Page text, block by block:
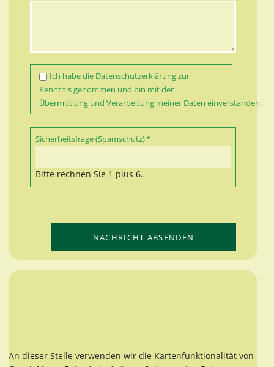
Ich habe die Datenschutzerklärungzur
Kenntnis genommen und bin mit der
Übermittlung und Verarbeitung meiner Daten einverstanden.
Pflichtfeld
Sicherheitsfrage (Spamschutz)*
Bitte rechnen Sie 1 plus 6.
NACHRICHT ABSENDEN
An dieser Stelle verwenden wir die Kartenfunktionalität von